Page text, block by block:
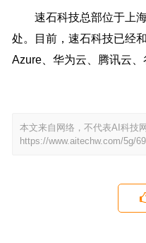
速石科技总部位于上海
处。目前，速石科技已经
Azure、华为云、腾讯云、
本文来自网络，不代表AI科技
https://www.aitechw.com/5g/